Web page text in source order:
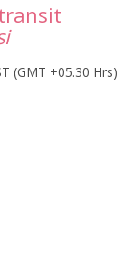
(GMT +05.30 Hrs)